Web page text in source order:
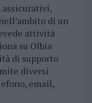
di un
attività
su Olbia
di supporto
diversi
email,